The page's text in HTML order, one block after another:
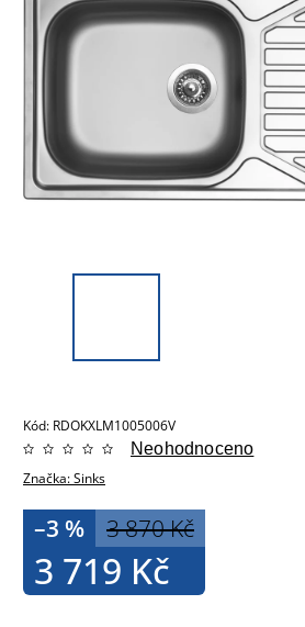
Kód: RDOKXLM1005006V
Značka:Sinks
Neohodnoceno
3 870 Kč
–3 %
3 719 Kč